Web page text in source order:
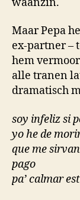
Maar Pepa
ex-partner –
hem
alle tranen
dramatisch
soy infeliz si
yo he de
que me
pago
pa’ calmar